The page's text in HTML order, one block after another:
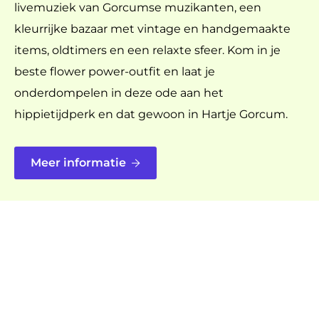
livemuziek van Gorcumse muzikanten, een
kleurrijke bazaar met vintage en handgemaakte
items, oldtimers en een relaxte sfeer. Kom in je
beste flower power-outfit en laat je
onderdompelen in deze ode aan het
hippietijdperk en dat gewoon in Hartje Gorcum.
Meer informatie